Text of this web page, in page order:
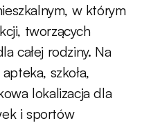
w którym
tworzących
całej rodziny. Na
szkoła,
lokalizacja dla
i sportów